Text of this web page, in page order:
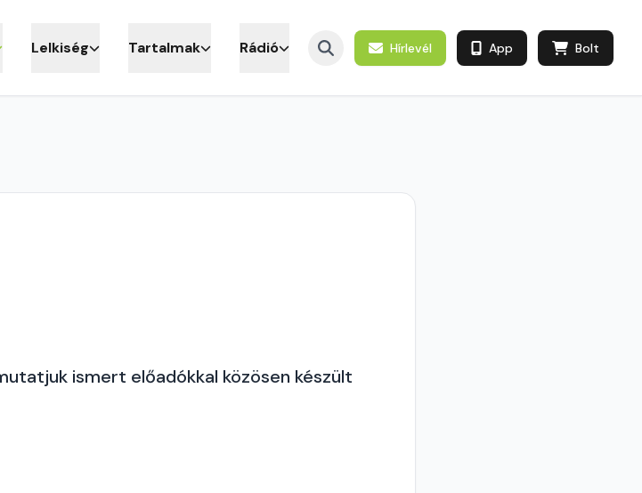
Lelkiség Tartalmak Rádió Hírlevél App Bolt
ismert előadókkal közösen készült